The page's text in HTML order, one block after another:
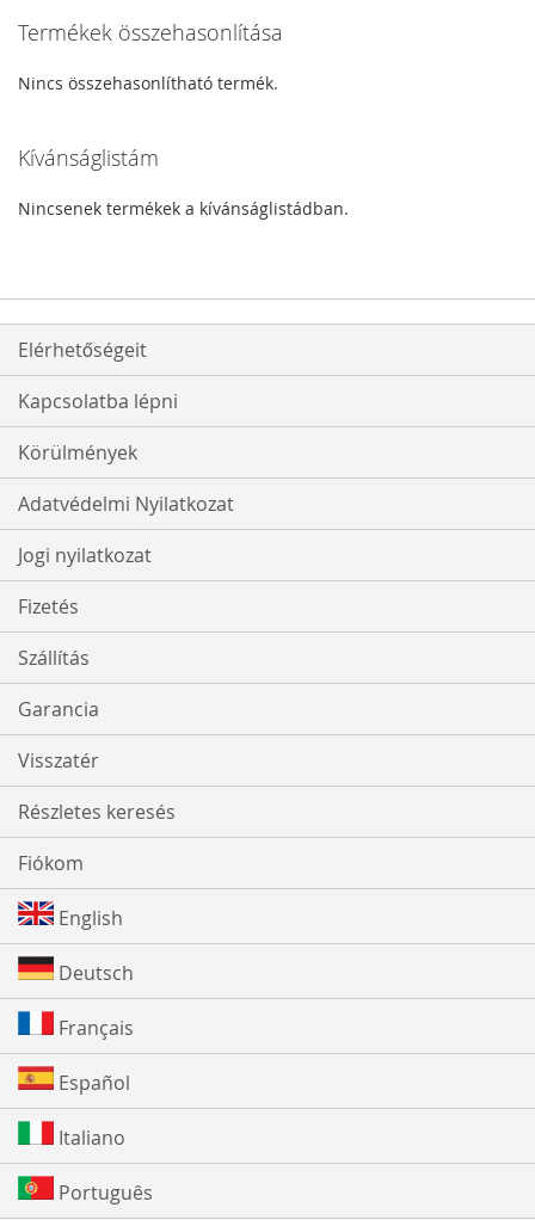
Termékek összehasonlítása
Nincs összehasonlítható termék.
Kívánságlistám
Nincsenek termékek a kívánságlistádban.
Elérhetőségeit
Kapcsolatba lépni
Körülmények
Adatvédelmi Nyilatkozat
Jogi nyilatkozat
Fizetés
Szállítás
Garancia
Visszatér
Részletes keresés
Fiókom
English
Deutsch
Français
Español
Italiano
Português